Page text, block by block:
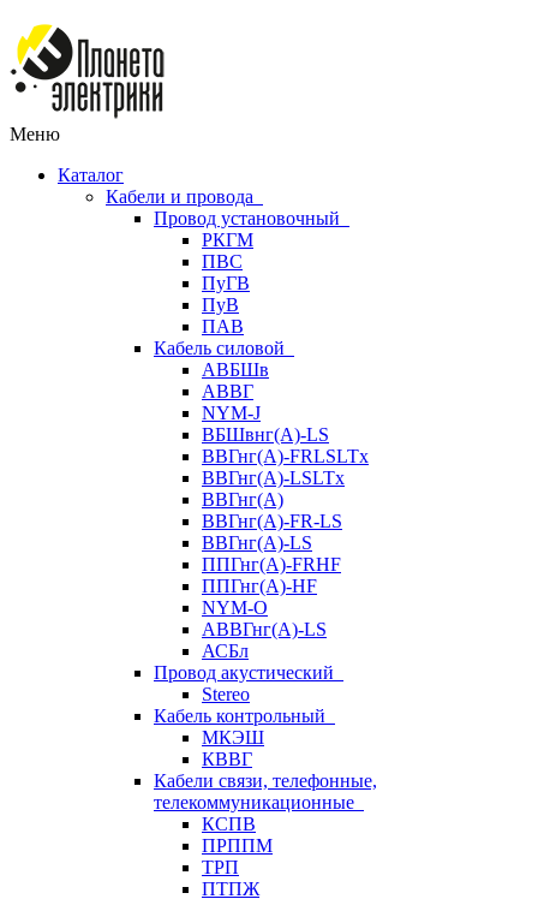
Меню
Каталог
Кабели и провода
Провод установочный
РКГМ
ПВС
ПуГВ
ПуВ
ПАВ
Кабель силовой
АВБШв
АВВГ
NYM-J
ВБШвнг(А)-LS
ВВГнг(A)-FRLSLTx
ВВГнг(A)-LSLTx
ВВГнг(А)
ВВГнг(А)-FR-LS
ВВГнг(А)-LS
ППГнг(А)-FRHF
ППГнг(А)-HF
NYM-O
АВВГнг(А)-LS
АСБл
Провод акустический
Stereo
Кабель контрольный
МКЭШ
КВВГ
Кабели связи, телефонные,
телекоммуникационные
КСПВ
ПРППМ
ТРП
ПТПЖ